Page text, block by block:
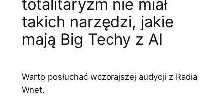
totalitaryzm nie miał
takich narzędzi, jakie
mają Big Techy z AI
Warto posłuchać wczorajszej audycji z Radia
Wnet.